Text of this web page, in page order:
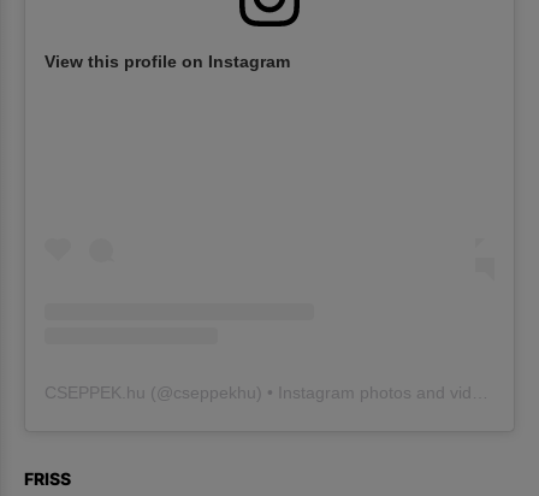
View this profile on Instagram
CSEPPEK.hu (@cseppekhu ) • Instagram photos and videos
FRISS